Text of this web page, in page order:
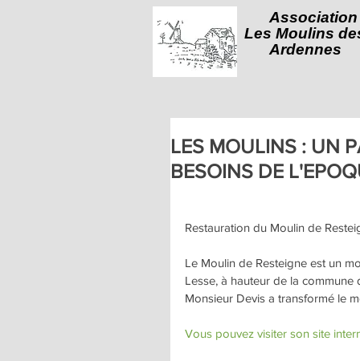
Association
Les Moulins
Ardennes
LES MOULINS : UN
BESOINS DE
Restauration du Moulin de
Le Moulin de Resteigne est un
Lesse, à hauteur de la
Monsieur Devis a transformé le
Vous pouvez visiter son site